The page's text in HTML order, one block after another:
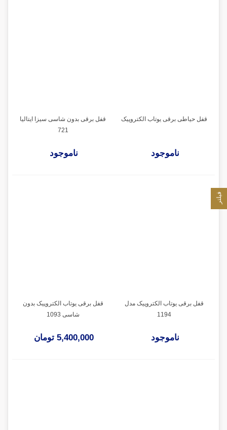
قفل حیاطی برقی یوتاب الکتروپیک
ناموجود
قفل برقی بدون شاسی سیزا ایتالیا
721
ناموجود
قفل برقی یوتاب الکتروپیک مدل
1194
ناموجود
قفل برقی یوتاب الکتروپیک بدون
شاسی 1093
5,400,000 تومان
فیلتر